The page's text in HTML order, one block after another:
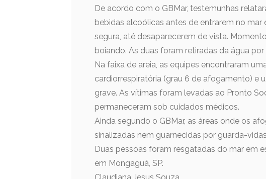
De acordo com o GBMar, testemunhas
bebidas alcoólicas antes de entrarem no
segura, até desaparecerem de vista.
boiando. As duas foram retiradas da água por
Na faixa de areia, as equipes encontraram
cardiorrespiratória (grau 6 de afogamento) e
grave. As vítimas foram levadas ao Pronto
permaneceram sob cuidados médicos.
Ainda segundo o GBMar, as áreas onde os
sinalizadas nem guarnecidas por guarda-
Duas pessoas foram resgatadas do mar em
em Mongaguá, SP.